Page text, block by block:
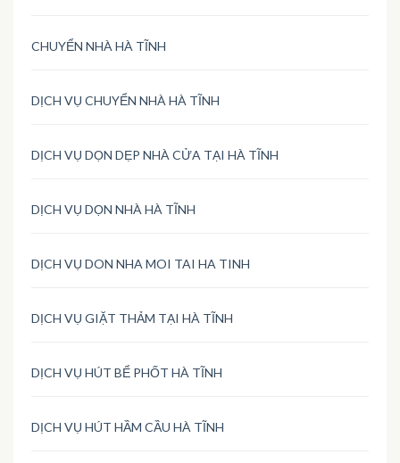
CHUYỂN NHÀ HÀ TĨNH
DỊCH VỤ CHUYỂN NHÀ HÀ TĨNH
DỊCH VỤ DỌN DẸP NHÀ CỬA TẠI HÀ TĨNH
DỊCH VỤ DỌN NHÀ HÀ TĨNH
DỊCH VỤ DON NHA MOI TAI HA TINH
DỊCH VỤ GIẶT THẢM TẠI HÀ TĨNH
DỊCH VỤ HÚT BỂ PHỐT HÀ TĨNH
DỊCH VỤ HÚT HẦM CẦU HÀ TĨNH